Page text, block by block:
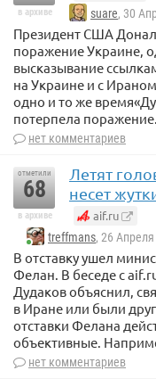
в архиве suare, 30
Президент США
поражение Украине,
высказывание
на Украине и с
одно и то же
потерпела
нет комментариев
отметили
68
в архиве
Летят
несет
aif.ru
treffmans, 26 Апреля
В отставку ушел
Фелан. В беседе с
Дудаков объяснил,
в Иране или были
отставки Фелана
объективные.
нет комментариев